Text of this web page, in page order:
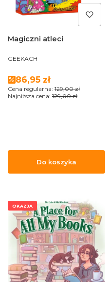
Magiczni atleci
PRODUCENT
GEEKACH
Cena promocyjna
86,95 zł
Cena regularna: 129,00 zł
Najniższa cena: 129,00 zł
Do koszyka
OKAZJA